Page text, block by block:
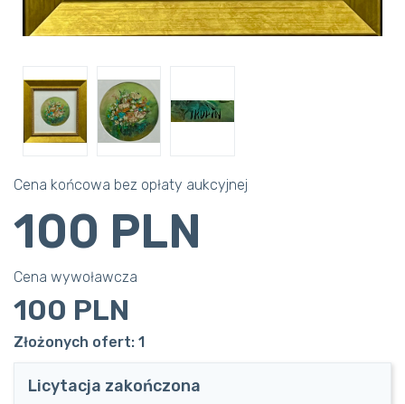
Cena końcowa bez opłaty aukcyjnej
100 PLN
Cena wywoławcza
100 PLN
Złożonych ofert: 1
Licytacja zakończona